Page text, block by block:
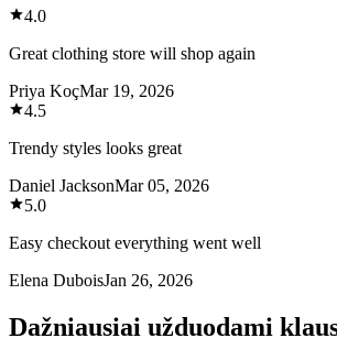
4.0
Great clothing store will shop again
Priya KoçMar 19, 2026
4.5
Trendy styles looks great
Daniel JacksonMar 05, 2026
5.0
Easy checkout everything went well
Elena DuboisJan 26, 2026
Dažniausiai užduodami